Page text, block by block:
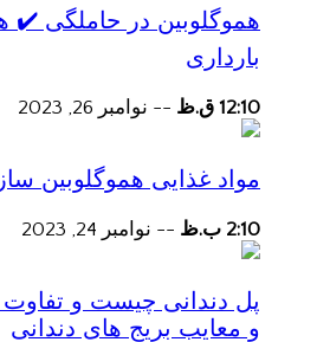
هموگلوبین در حاملگی ✔️
بارداری
12:10 ق.ظ -- نوامبر 26, 2023
مواد غذایی هموگلوبین ساز
2:10 ب.ظ -- نوامبر 24, 2023
پل دندانی چیست و تفاوت
و معایب بریج های دندانی